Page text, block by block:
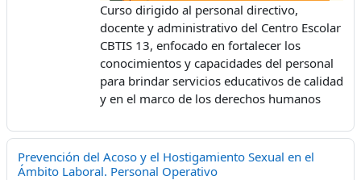
Curso dirigido al personal directivo,
docente y administrativo del Centro Escolar
CBTIS 13, enfocado en fortalecer los
conocimientos y capacidades del personal
para brindar servicios educativos de calidad
y en el marco de los derechos humanos
Prevención del Acoso y el Hostigamiento Sexual en el
Ámbito Laboral. Personal Operativo